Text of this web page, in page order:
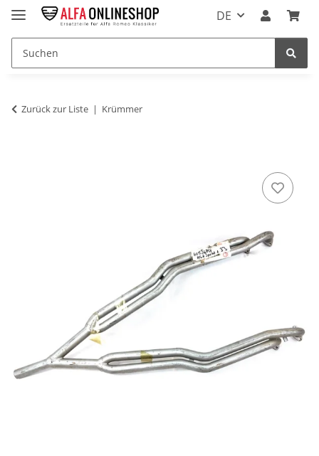
DE
Zurück zur Liste Krümmer